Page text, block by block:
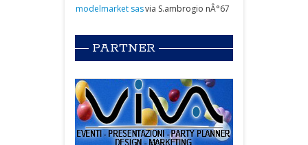
modelmarket sasvia S.ambrogio nÂ°67
PARTNER